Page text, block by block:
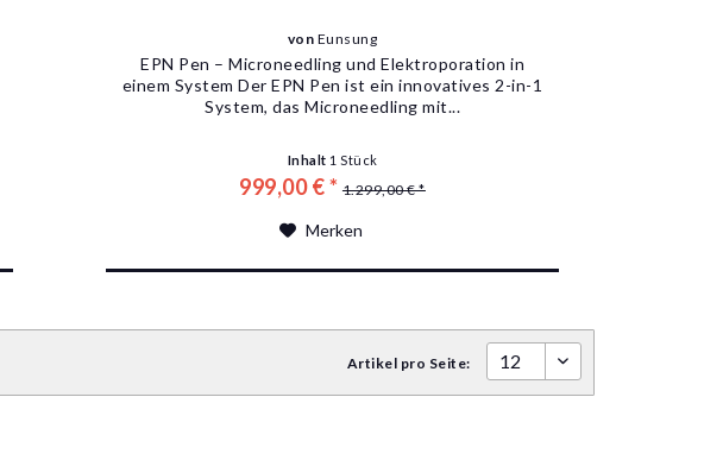
von Eunsung
EPN Pen – Microneedling und Elektroporation in
einem System Der EPN Pen ist ein innovatives 2-in-1
System, das Microneedling mit...
Inhalt 1 Stück
999,00 € * 1.299,00 € *
Merken
Artikel pro Seite: